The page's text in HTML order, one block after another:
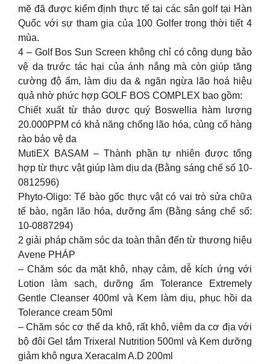
mẽ đã được kiểm định thực tế tại các sân golf tại Hàn
Quốc với sự tham gia của 100 Golfer trong thời tiết 4
mùa.
4 – Golf Bos Sun Screen không chỉ có công dụng bảo
vệ da trước tác hại của ánh nắng mà còn giúp tăng
cường độ ẩm, làm dịu da & ngăn ngừa lão hoá hiệu
quả nhờ phức hợp GOLF BOS COMPLEX bao gồm:
Chiết xuất từ thảo dược quý Boswellia hàm lượng
20.000PPM có khả năng chống lão hóa, củng cố hàng
rào bảo vệ da
MutiEX BASAM – Thành phần tự nhiên được tổng
hợp từ thực vật giúp làm dịu da (Bằng sáng chế số 10-
0812596)
Phyto-Oligo: Tế bào gốc thực vật có vai trò sửa chữa
tế bào, ngăn lão hóa, dưỡng ẩm (Bằng sáng chế số:
10-0887294)
2 giải pháp chăm sóc da toàn thân đến từ thương hiệu
Avene PHÁP
– Chăm sóc da mặt khô, nhạy cảm, dễ kích ứng với
Lotion làm sạch, dưỡng ẩm Tolerance Extremely
Gentle Cleanser 400ml và Kem làm dịu, phục hồi da
Tolerance cream 50ml
– Chăm sóc cơ thể da khô, rất khô, viêm da cơ địa với
bộ đôi Gel tắm Trixeral Nutrition 500ml và Kem dưỡng
giảm khô ngưa Xeracalm A.D 200ml